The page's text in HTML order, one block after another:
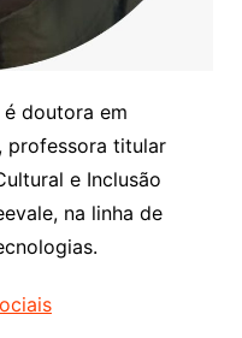
doutora em
professora titular
e Inclusão
na linha de